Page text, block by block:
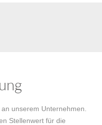
unserem Unternehmen.
Stellenwert für die